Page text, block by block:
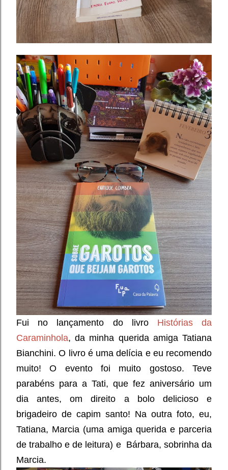
Fui no lançamento do livro Histórias da
Caraminhola, da minha querida amiga Tatiana
Bianchini. O livro é uma delícia e eu recomendo
muito! O evento foi muito gostoso. Teve
parabéns para a Tati, que fez aniversário um
dia antes, om direito a bolo delicioso e
brigadeiro de capim santo! Na outra foto, eu,
Tatiana, Marcia (uma amiga querida e parceria
de trabalho e de leitura) e Bárbara, sobrinha da
Marcia.